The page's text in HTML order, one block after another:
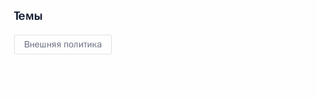
Темы
Внешняя политика